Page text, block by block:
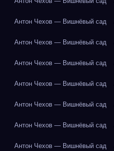
Антон Чехов — Вишнёвый сад
Антон Чехов — Вишнёвый сад
Антон Чехов — Вишнёвый сад
Антон Чехов — Вишнёвый сад
Антон Чехов — Вишнёвый сад
Антон Чехов — Вишнёвый сад
Антон Чехов — Вишнёвый сад